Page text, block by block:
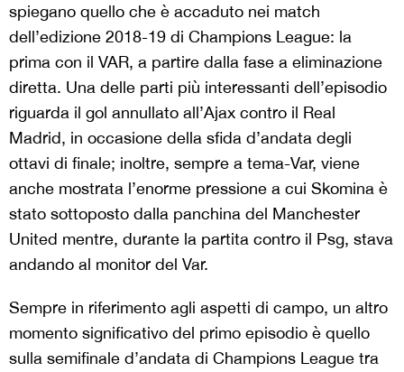
spiegano quello che è accaduto nei match
dell’edizione 2018-19 di Champions League: la
prima con il VAR, a partire dalla fase a eliminazione
diretta. Una delle parti più interessanti dell’episodio
riguarda il gol annullato all’Ajax contro il Real
Madrid, in occasione della sfida d’andata degli
ottavi di finale; inoltre, sempre a tema-Var, viene
anche mostrata l’enorme pressione a cui Skomina è
stato sottoposto dalla panchina del Manchester
United mentre, durante la partita contro il Psg, stava
andando al monitor del Var.
Sempre in riferimento agli aspetti di campo, un altro
momento significativo del primo episodio è quello
sulla semifinale d’andata di Champions League tra